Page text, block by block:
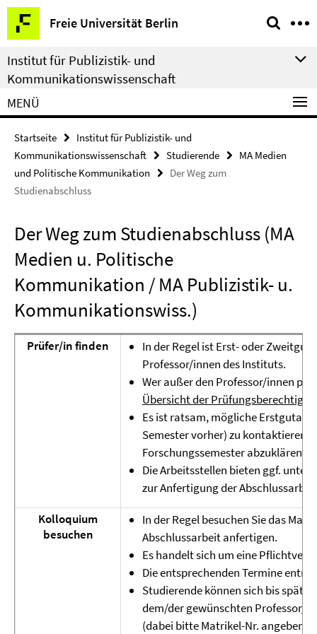
Springe
direkt
zu
Inhalt
Freie Universität Berlin
Service-
Navigation
Institut für Publizistik- und
Kommunikationswissenschaft
MENÜ
Startseite
Institut für Publizistik- und
Kommunikationswissenschaft
Studierende
MA Medien
und Politische Kommunikation
Der Weg zum
Studienabschluss
Der Weg zum Studienabschluss (MA
Medien u. Politische
Kommunikation / MA Publizistik- u.
Kommunikationswiss.)
Prüfer/in finden
In der Regel ist Erst- oder
Professor/innen des Instituts.
Wer außer den Professor/innen
Übersicht der
Es ist ratsam, mögliche
Semester vorher) zu kontaktieren,
Forschungssemester abzuklären.
Die Arbeitsstellen bieten ggf.
zur Anfertigung der
Kolloquium
besuchen
In der Regel besuchen Sie das
Abschlussarbeit anfertigen.
Es handelt sich um eine
Die entsprechenden Termine
Studierende können sich bis
dem/der gewünschten Professor/
(dabei bitte Matrikel-Nr. angeben).